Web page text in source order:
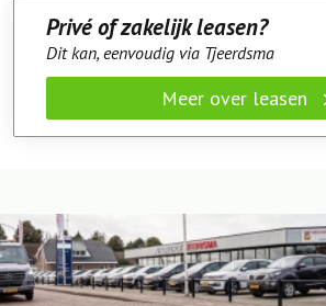
Privé of zakelijk leasen?
Dit kan, eenvoudig via Tjeerdsma
Meer over leasen